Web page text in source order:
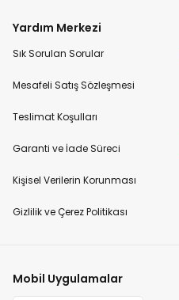
Yardım Merkezi
Sık Sorulan Sorular
Mesafeli Satış Sözleşmesi
Teslimat Koşulları
Garanti ve İade Süreci
Kişisel Verilerin Korunması
Gizlilik ve Çerez Politikası
Mobil Uygulamalar